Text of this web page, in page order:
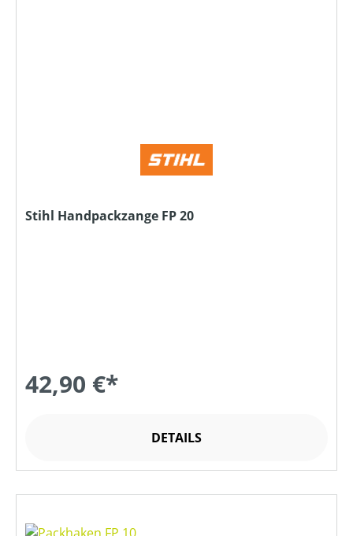
Stihl Handpackzange FP 20
42,90 €*
DETAILS